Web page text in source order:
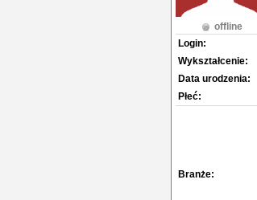
offline
Login:
Wykształcenie:
Data urodzenia:
Płeć:
Branże: